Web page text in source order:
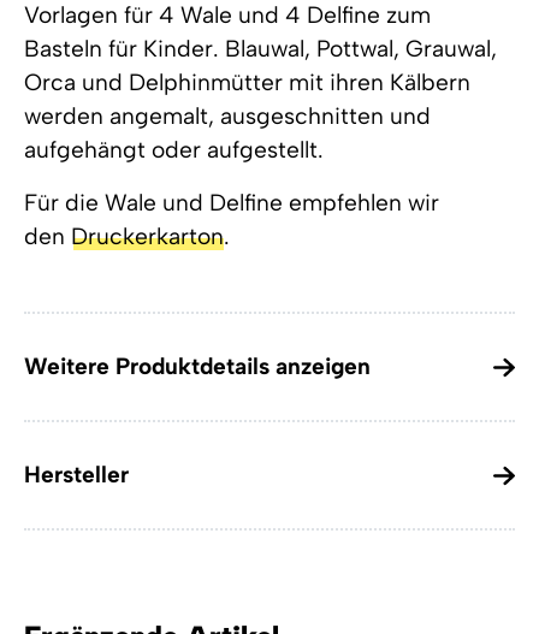
Vorlagen für 4 Wale und 4 Delfine zum
Basteln für Kinder. Blauwal, Pottwal, Grauwal,
Orca und Delphinmütter mit ihren Kälbern
werden angemalt, ausgeschnitten und
aufgehängt oder aufgestellt.
Für die Wale und Delfine empfehlen wir
den Druckerkarton.
Weitere Produktdetails anzeigen
Hersteller